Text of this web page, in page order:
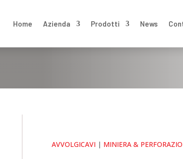
Home Azienda Prodotti News
AVVOLGICAVI | MINIERA &